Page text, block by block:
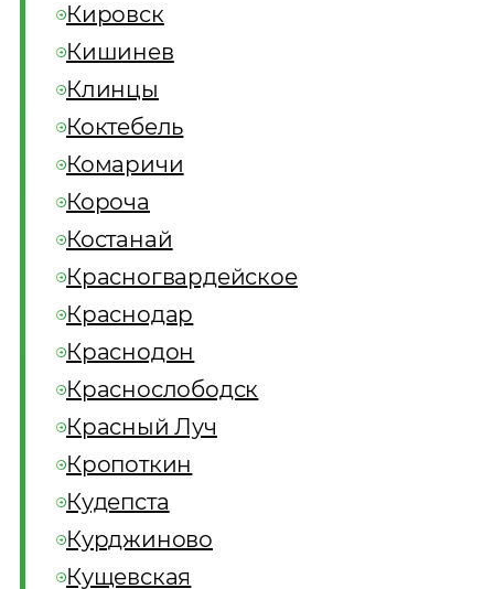
Кировск
Кишинев
Клинцы
Коктебель
Комаричи
Короча
Костанай
Красногвардейское
Краснодар
Краснодон
Краснослободск
Красный Луч
Кропоткин
Кудепста
Курджиново
Кущевская